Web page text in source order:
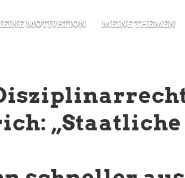
MOTIVATION MEINE THEMEN
„Staatliche